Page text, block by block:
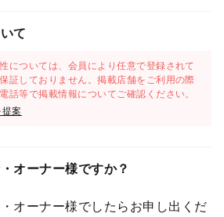
て
については、会員により任意で登録されて
証しておりません。掲載店舗をご利用の際
話等で掲載情報についてご確認ください。
案
オーナー様ですか？
オーナー様でしたらお申し出くだ